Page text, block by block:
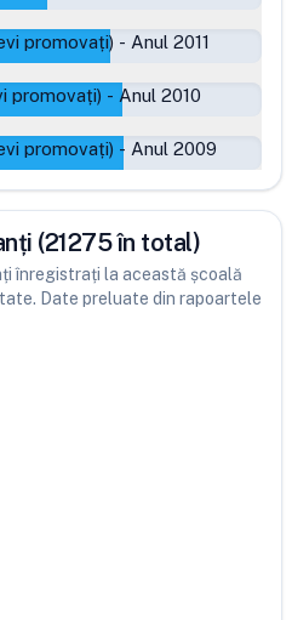
promovați) - Anul 2011
promovați) - Anul 2010
promovați) - Anul 2009
(21275 în total)
înregistrați la această școală
Date preluate din rapoartele